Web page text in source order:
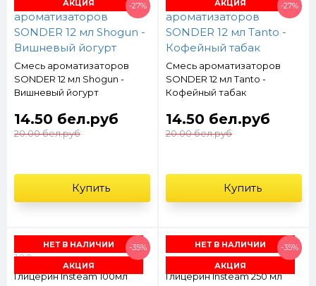
АКЦИЯ -27%
Смесь ароматизаторов
SONDER 12 мл Shogun -
Вишневый йогурт
14.50 бел.руб
20.00 бел.руб
Купить
АКЦИЯ -27%
Смесь ароматизаторов
SONDER 12 мл Tanto -
Кофейный табак
14.50 бел.руб
20.00 бел.руб
Купить
НЕТ В НАЛИЧИИ
АКЦИЯ
-35%
Глицерин Insteam 100мл
НЕТ В НАЛИЧИИ
АКЦИЯ
-35%
Глицерин Insteam 250 мл